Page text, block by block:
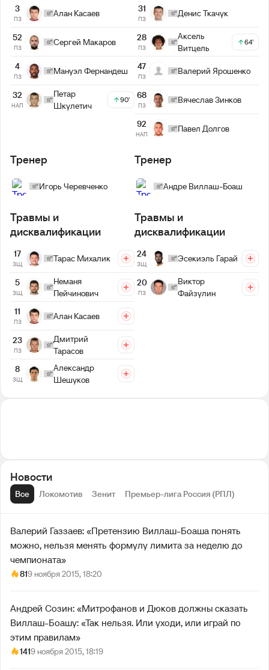
3
ПЗ
Алан Касаев
52
ПЗ
Сергей Макаров
4
ПЗ
Мануэл Фернандеш
32
НАП
Петар
Шкулетич
90'
31
ПЗ
Денис Ткачук
28
ПЗ
Аксель
Витцель
64'
47
ПЗ
Валерий Ярошенко
68
ПЗ
Вячеслав Зинков
92
НАП
Павел Долгов
Тренер
Игорь Черевченко
Тренер
Андре Виллаш-Боаш
Травмы и
дисквалификации
17
ЗЩ
Тарас Михалик
5
ЗЩ
Неманя
Пейчинович
11
ПЗ
Алан Касаев
23
ПЗ
Дмитрий
Тарасов
8
ЗЩ
Александр
Шешуков
Травмы и
дисквалификации
24
ЗЩ
Эсекиэль Гарай
20
ПЗ
Виктор
Файзулин
Новости
Все Локомотив Зенит Премьер-лига Россия (РПЛ)
Валерий Газзаев: «Претензию Виллаш-Боаша понять
можно, нельзя менять формулу лимита за неделю до
чемпионата»
819 ноября 2015, 18:20
Андрей Созин: «Митрофанов и Дюков должны сказать
Виллаш-Боашу: «Так нельзя. Или уходи, или играй по
этим правилам»
1419 ноября 2015, 18:19